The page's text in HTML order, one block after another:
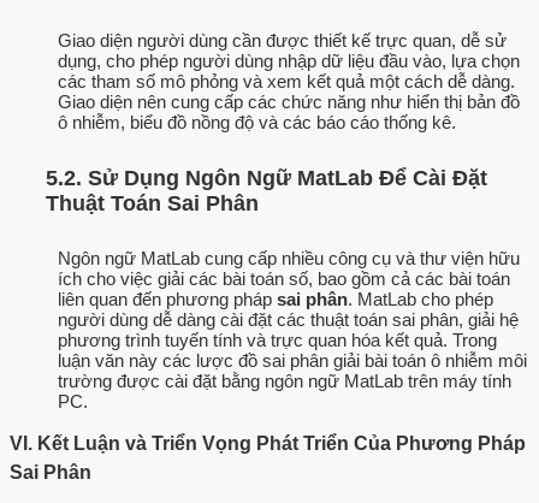
Giao diện người dùng cần được thiết kế trực quan, dễ sử
dụng, cho phép người dùng nhập dữ liệu đầu vào, lựa chọn
các tham số mô phỏng và xem kết quả một cách dễ dàng.
Giao diện nên cung cấp các chức năng như hiển thị bản đồ
ô nhiễm, biểu đồ nồng độ và các báo cáo thống kê.
5.2. Sử Dụng Ngôn Ngữ MatLab Để Cài Đặt
Thuật Toán Sai Phân
Ngôn ngữ MatLab cung cấp nhiều công cụ và thư viện hữu
ích cho việc giải các bài toán số, bao gồm cả các bài toán
liên quan đến phương pháp sai phân. MatLab cho phép
người dùng dễ dàng cài đặt các thuật toán sai phân, giải hệ
phương trình tuyến tính và trực quan hóa kết quả. Trong
luận văn này các lược đồ sai phân giải bài toán ô nhiễm môi
trường được cài đặt bằng ngôn ngữ MatLab trên máy tính
PC.
VI. Kết Luận và Triển Vọng Phát Triển Của Phương Pháp
Sai Phân